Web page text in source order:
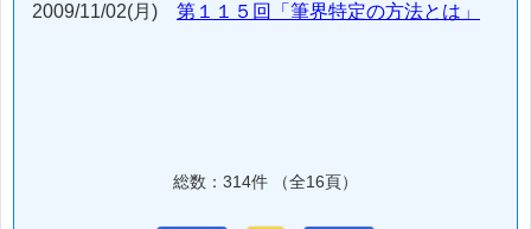
2009/11/02(月) 第１１５回「筆界特定の方法とは」
総数：314件 （全16頁）